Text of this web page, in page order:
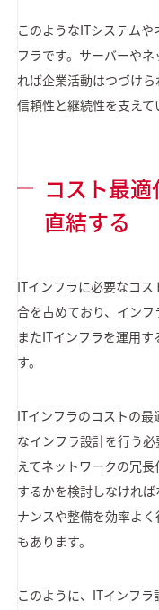
このようなITシステム
フラです。サーバーや
れば企業活動はつづけ
信頼性と継続性を支えて
コスト最
直結する
ITインフラに必要なコ
合を占めており、インフ
またITインフラを運用
す。
ITインフラのコストの
なインフラ設計を行う
えてネットワークの冗
するかを検討しなけれ
ナンスや整備を効率よ
もあります。
このように、ITインフ